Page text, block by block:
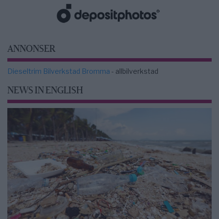
ANNONSER
Dieseltrim Bilverkstad Bromma - allbilverkstad
NEWS IN ENGLISH